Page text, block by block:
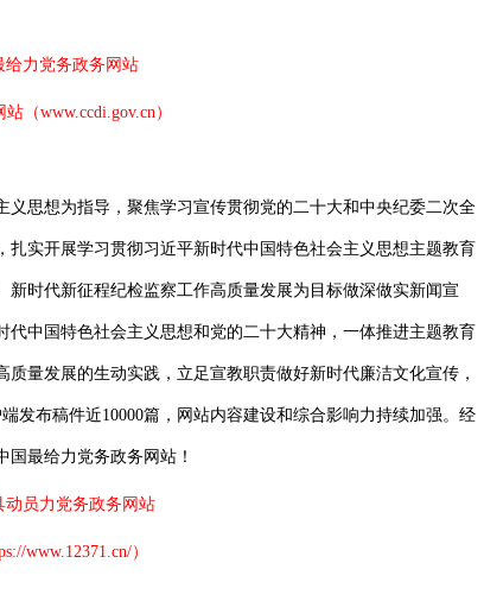
给力党务政务网站
（www.ccdi.gov.cn）
思想为指导，聚焦学习宣传贯彻党的二十大和中央纪委二次全
实开展学习贯彻习近平新时代中国特色社会主义思想主题教育
时代新征程纪检监察工作高质量发展为目标做深做实新闻宣
中国特色社会主义思想和党的二十大精神，一体推进主题教育
量发展的生动实践，立足宣教职责做好新时代廉洁文化宣传，
发布稿件近10000篇，网站内容建设和综合影响力持续加强。经
最给力党务政务网站！
动员力党务政务网站
www.12371.cn/）